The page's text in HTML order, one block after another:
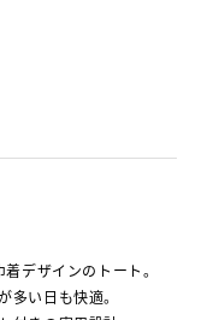
デザインのトート。
多い日も快適。